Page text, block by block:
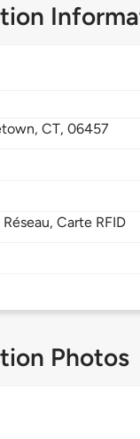
CT,06457
Carte RFID
Photos